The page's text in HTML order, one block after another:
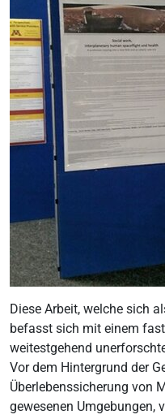
Diese Arbeit, welche sich
befasst sich mit einem
weitestgehend
Vor dem Hintergrund der
Überlebenssicherung von
gewesenen Umgebungen,